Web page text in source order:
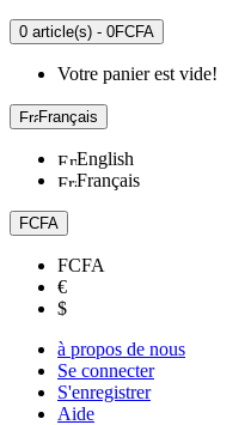
0 article(s) - 0FCFA
Votre panier est vide!
Français
English
Français
FCFA
FCFA
€
$
à propos de nous
Se connecter
S'enregistrer
Aide